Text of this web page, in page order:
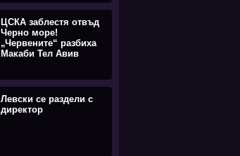
ЦСКА заблестя отвъд
Черно море!
„Червените“ разбиха
Макаби Тел Авив
Левски се раздели с
директор